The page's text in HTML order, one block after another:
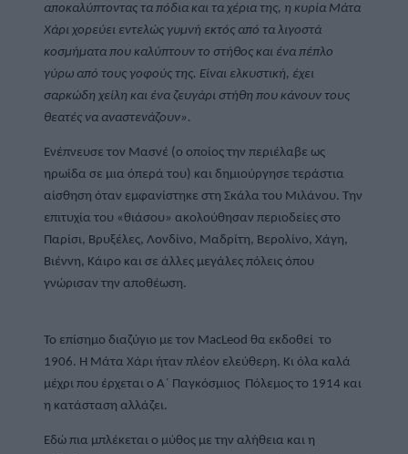
αποκαλύπτοντας τα πόδια και τα χέρια της, η κυρία Μάτα
Χάρι χορεύει εντελώς γυμνή εκτός από τα λιγοστά
κοσμήματα που καλύπτουν το στήθος και ένα πέπλο
γύρω από τους γοφούς της. Είναι ελκυστική, έχει
σαρκώδη χείλη και ένα ζευγάρι στήθη που κάνουν τους
θεατές να αναστενάζουν».
Ενέπνευσε τον Μασνέ (ο οποίος την περιέλαβε ως
ηρωίδα σε μια όπερά του) και δημιούργησε τεράστια
αίσθηση όταν εμφανίστηκε στη Σκάλα του Μιλάνου. Την
επιτυχία του «θιάσου» ακολούθησαν περιοδείες στο
Παρίσι, Βρυξέλες, Λονδίνο, Μαδρίτη, Βερολίνο, Χάγη,
Βιέννη, Κάιρο και σε άλλες μεγάλες πόλεις όπου
γνώρισαν την αποθέωση.
Το επίσημο διαζύγιο με τον MacLeod θα εκδοθεί  το
1906. Η Μάτα Χάρι ήταν πλέον ελεύθερη. Κι όλα καλά
μέχρι που έρχεται ο Α΄ Παγκόσμιος  Πόλεμος το 1914 και
η κατάσταση αλλάζει.
Εδώ πια μπλέκεται ο μύθος με την αλήθεια και η